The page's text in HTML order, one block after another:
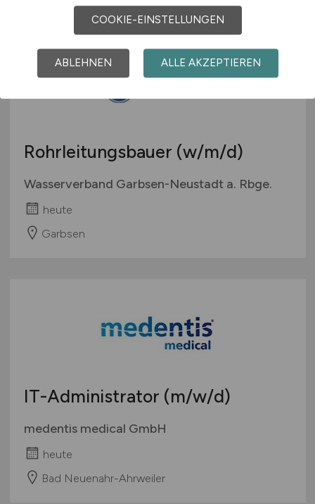
Rohrleitungsbauer (w/m/d)
Wasserverband Garbsen-Neustadt a. Rbge.
heute
Garbsen
IT-Administrator (m/w/d)
medentis medical GmbH
heute
Bad Neuenahr-Ahrweiler
COOKIE-EINSTELLUNGEN
ABLEHNEN ALLE AKZEPTIEREN